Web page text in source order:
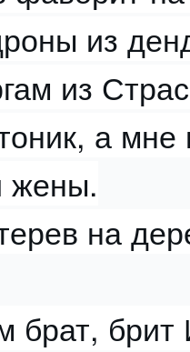
из
из
а мне
жены.
на
брат, брит